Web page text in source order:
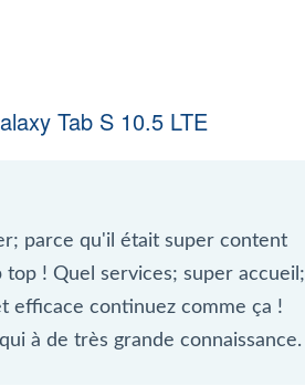
Tab S 10.5 LTE
parce qu'il était super content
! Quel services; super accueil;
efficace continuez comme ça !
à de très grande connaissance.